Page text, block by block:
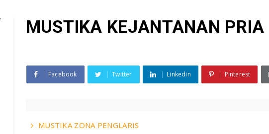
MUSTIKA KEJANTANAN PRIA
Facebook Twitter Linkedin Pinterest
MUSTIKA ZONA PENGLARIS